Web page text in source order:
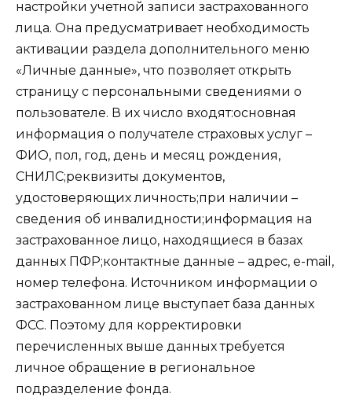
настройки учетной записи застрахованного
лица. Она предусматривает необходимость
активации раздела дополнительного меню
«Личные данные», что позволяет открыть
страницу с персональными сведениями о
пользователе. В их число входят:основная
информация о получателе страховых услуг –
ФИО, пол, год, день и месяц рождения,
СНИЛС;реквизиты документов,
удостоверяющих личность;при наличии –
сведения об инвалидности;информация на
застрахованное лицо, находящиеся в базах
данных ПФР;контактные данные – адрес, e-mail,
номер телефона. Источником информации о
застрахованном лице выступает база данных
ФСС. Поэтому для корректировки
перечисленных выше данных требуется
личное обращение в региональное
подразделение фонда.